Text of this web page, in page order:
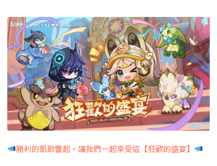
勝利的凱歌響起，讓我們一起享受這【狂歡的盛宴】